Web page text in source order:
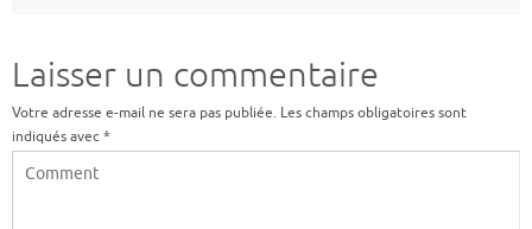
Laisser un commentaire
Votre adresse e-mail ne sera pas publiée. Les champs obligatoires sont
indiqués avec*